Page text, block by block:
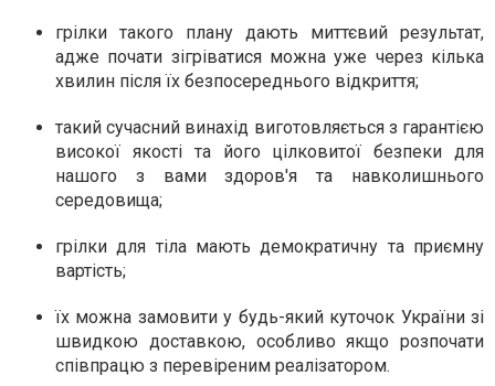
грілки такого плану дають миттєвий результат,
адже почати зігріватися можна уже через кілька
хвилин після їх безпосереднього відкриття;
такий сучасний винахід виготовляється з гарантією
високої якості та його цілковитої безпеки для
нашого з вами здоров'я та навколишнього
середовища;
грілки для тіла мають демократичну та приємну
вартість;
їх можна замовити у будь-який куточок України зі
швидкою доставкою, особливо якщо розпочати
співпрацю з перевіреним реалізатором.